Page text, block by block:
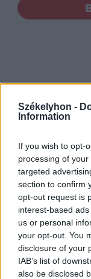
Székelyhon -
Information
If you wish to opt-
processing of
targeted
section to confirm
opt-out request is
interest-based
us or personal
your opt-out. You
disclosure of your
IAB’s list of
also be disclosed
Szerzői
Cookie-